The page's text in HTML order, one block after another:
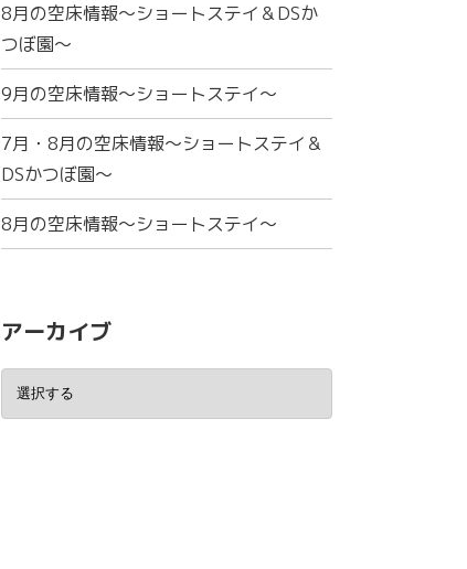
8月の空床情報～ショートステイ＆DSか
つぼ園～
9月の空床情報～ショートステイ～
7月・8月の空床情報～ショートステイ＆
DSかつぼ園～
8月の空床情報～ショートステイ～
アーカイブ